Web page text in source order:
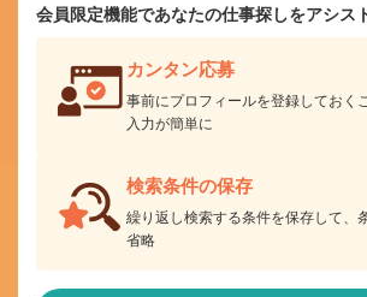
会員限定機能であなたの仕事探しをアシス
カンタン応募
事前にプロフィールを登録しておく
入力が簡単に
検索条件の保存
繰り返し検索する条件を保存して、
省略